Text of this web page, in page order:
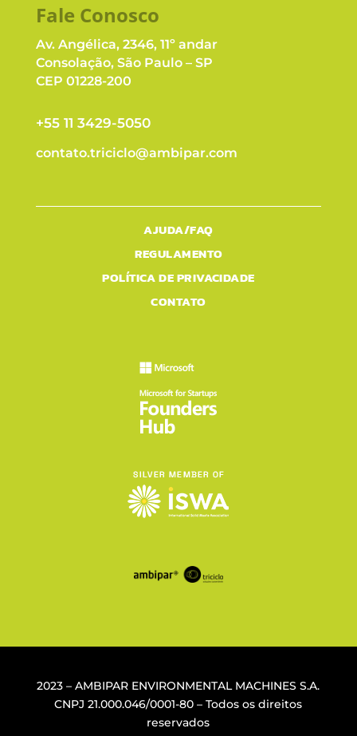
Fale Conosco
Av. Angélica, 2346, 11º andar
Consolação, São Paulo – SP
CEP 01228-200
+55 11 3429-5050
contato.triciclo@ambipar.com
AJUDA/FAQ
REGULAMENTO
POLÍTICA DE PRIVACIDADE
CONTATO
2023 – AMBIPAR ENVIRONMENTAL MACHINES S.A.
CNPJ21.000.046/0001-80 – Todos os direitos
reservados